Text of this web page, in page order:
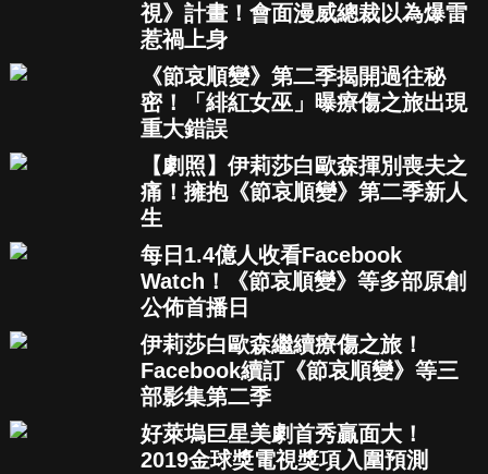
視》計畫！會面漫威總裁以為爆雷
惹禍上身
《節哀順變》第二季揭開過往秘
密！「緋紅女巫」曝療傷之旅出現
重大錯誤
【劇照】伊莉莎白歐森揮別喪夫之
痛！擁抱《節哀順變》第二季新人
生
每日1.4億人收看Facebook
Watch！《節哀順變》等多部原創
公佈首播日
伊莉莎白歐森繼續療傷之旅！
Facebook續訂《節哀順變》等三
部影集第二季
好萊塢巨星美劇首秀贏面大！
2019金球獎電視獎項入圍預測